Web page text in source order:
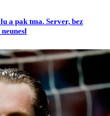
a pak tma. Server, bez